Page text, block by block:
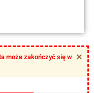
może zakończyć się w
×